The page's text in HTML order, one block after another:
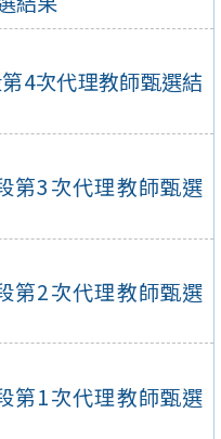
4次代理教師甄選結
第3次代理教師甄選
第2次代理教師甄選
第1次代理教師甄選